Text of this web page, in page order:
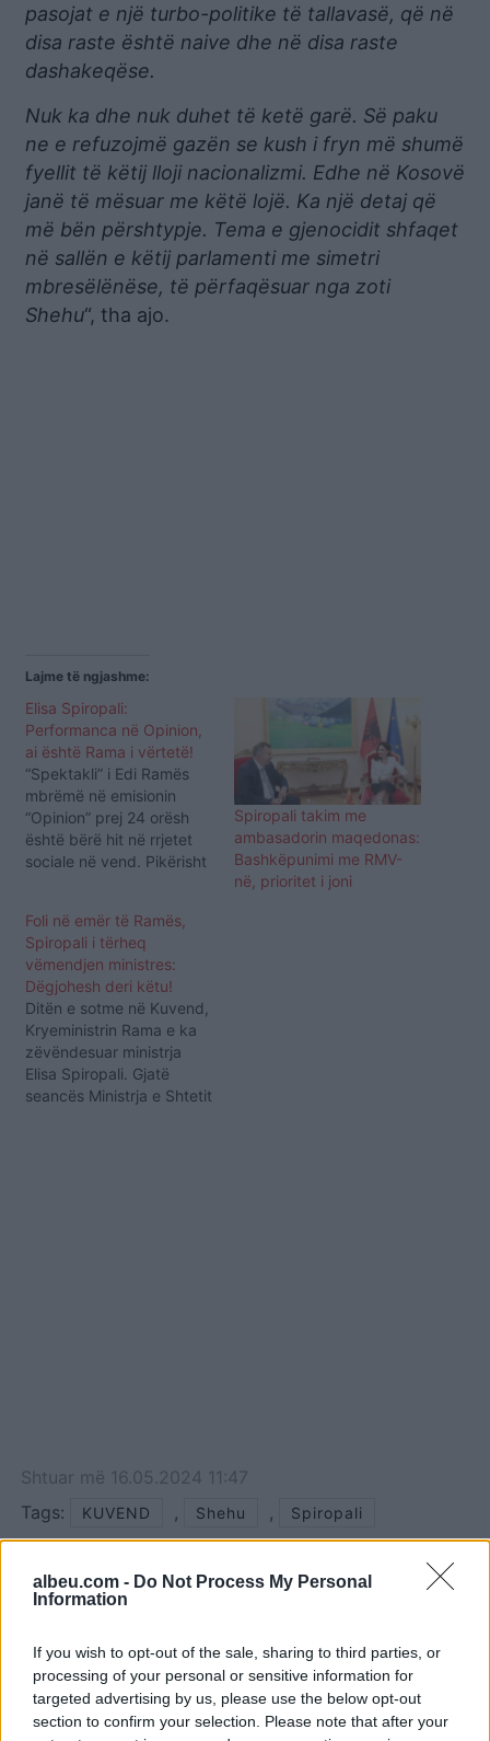
albeu.com - Do Not Process My Personal
Information
If you wish to opt-out of the sale, sharing to third parties, or
processing of your personal or sensitive information for
targeted advertising by us, please use the below opt-out
section to confirm your selection. Please note that after your
pasojat e një turbo-politike të tallavasë, që në
disa raste është naive dhe në disa raste
dashakeqëse.
Nuk ka dhe nuk duhet të ketë garë. Së paku
ne e refuzojmë gazën se kush i fryn më shumë
fyellit të këtij lloji nacionalizmi. Edhe në Kosovë
janë të mësuar me këtë lojë. Ka një detaj që
më bën përshtypje. Tema e gjenocidit shfaqet
në sallën e këtij parlamenti me simetri
mbresëlënëse, të përfaqësuar nga zoti
Shehu“, tha ajo.
Lajme të ngjashme:
Elisa Spiropali:
Performanca në Opinion,
ai është Rama i vërtetë!
“Spektakli” i Edi Ramës
mbrëmë në emisionin
“Opinion” prej 24 orësh
është bërë hit në rrjetet
sociale në vend. Pikërisht
performancës’
kryeministrore në
emisionin live është bërë
pjesë e diskutimit edhe në
emisionin “Zonë e Lirë”.
Ministrja e Shtetit për
Marrëdhëniet me
Parlamentin,…
Spiropali takim me
ambasadorin maqedonas:
Bashkëpunimi me RMV-
në, prioritet i joni
Foli në emër të Ramës,
Spiropali i tërheq
vëmendjen ministres:
Dëgjohesh deri këtu!
Ditën e sotme në Kuvend,
Kryeministrin Rama e ka
zëvëndesuar ministrja
Elisa Spiropali. Gjatë
seancës Ministrja e Shtetit
Shtuar më 16.05.2024 11:47
Tags:
KUVEND , Shehu , Spiropali